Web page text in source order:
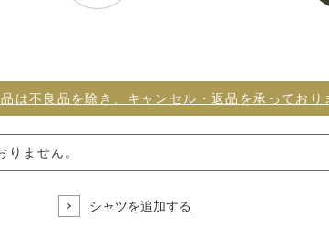
は不良品を除き、キャンセル・返品を承っており
ません。